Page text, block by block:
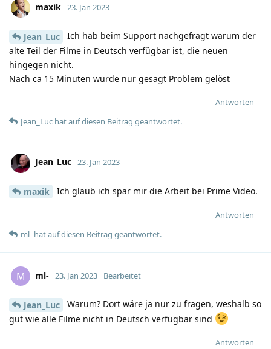
maxik 23. Jan 2023
Jean_Luc
Ich hab beim Support nachgefragt warum der
alte Teil der Filme in Deutsch verfügbar ist, die neuen
hingegen nicht.
Nach ca 15 Minuten wurde nur gesagt Problem gelöst
Antworten
Jean_Luc hatauf diesen Beitrag geantwortet.
Jean_Luc 23. Jan 2023
maxik Ich glaub ich spar mir die Arbeit bei Prime Video.
Antworten
ml- hatauf diesen Beitrag geantwortet.
M ml- 23. Jan 2023 Bearbeitet
Jean_Luc
Warum? Dort wäre ja nur zu fragen, weshalb so
gut wie alle Filme nicht in Deutsch verfügbar sind
Antworten